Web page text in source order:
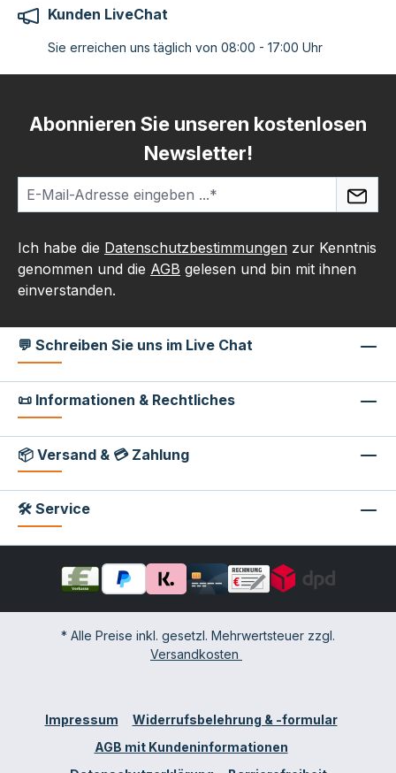
Kunden LiveChat
Sie erreichen uns täglich von 08:00 - 17:00 Uhr
Abonnieren Sie unseren kostenlosen
Newsletter!
Ich habe die Datenschutzbestimmungen zur Kenntnis
genommen und die AGB gelesen und bin mit ihnen
einverstanden.
💬 Schreiben Sie uns im Live Chat
📜 Informationen & Rechtliches
📦 Versand & 💳 Zahlung
🛠 Service
* Alle Preise inkl. gesetzl. Mehrwertsteuer zzgl.
Versandkosten
Impressum
Widerrufsbelehrung & -formular
AGB mit Kundeninformationen